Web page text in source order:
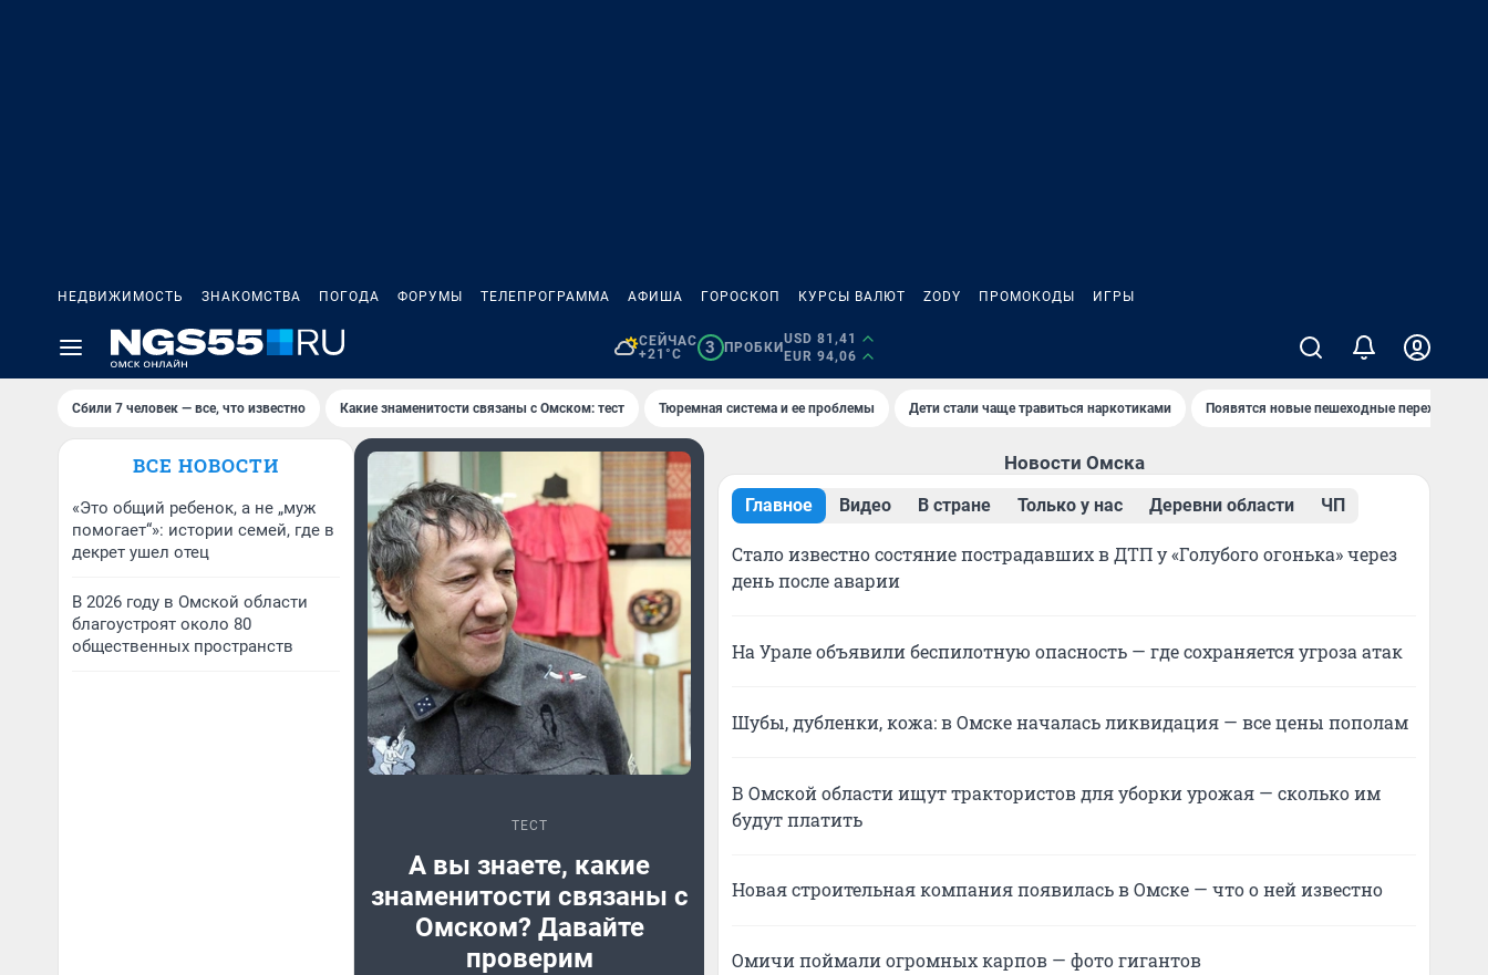
НЕДВИЖИМОСТЬ ЗНАКОМСТВА ПОГОДА ФОРУМЫ ТЕЛЕПРОГРАММА АФИША ГОРОСКОП КУРСЫ ВАЛЮТ ZODY ПРОМОКОДЫ ИГРЫ
СЕЙЧАС
+21°C
3 ПРОБКИ
USD 81,41
EUR 94,06
Сбили 7 человек — все, что известно Какие знаменитости связаны с Омском: тест Тюремная система и ее проблемы Дети стали чаще травиться наркотиками Появятся новые пешеходные переходы
ВСЕ НОВОСТИ
«Это общий ребенок, а не „муж
помогает“»: истории семей, где в
декрет ушел отец
В 2026 году в Омской области
благоустроят около 80
общественных пространств
ТЕСТ
А вы знаете, какие
знаменитости связаны с
Омском? Давайте
проверим
Новости Омска
Главное Видео В стране Только у нас Деревни области ЧП
Стало известно состяние пострадавших в ДТП у «Голубого огонька» через
день после аварии
На Урале объявили беспилотную опасность — где сохраняется угроза атак
Шубы, дубленки, кожа: в Омске началась ликвидация — все цены пополам
В Омской области ищут трактористов для уборки урожая — сколько им
будут платить
Новая строительная компания появилась в Омске — что о ней известно
Омичи поймали огромных карпов — фото гигантов